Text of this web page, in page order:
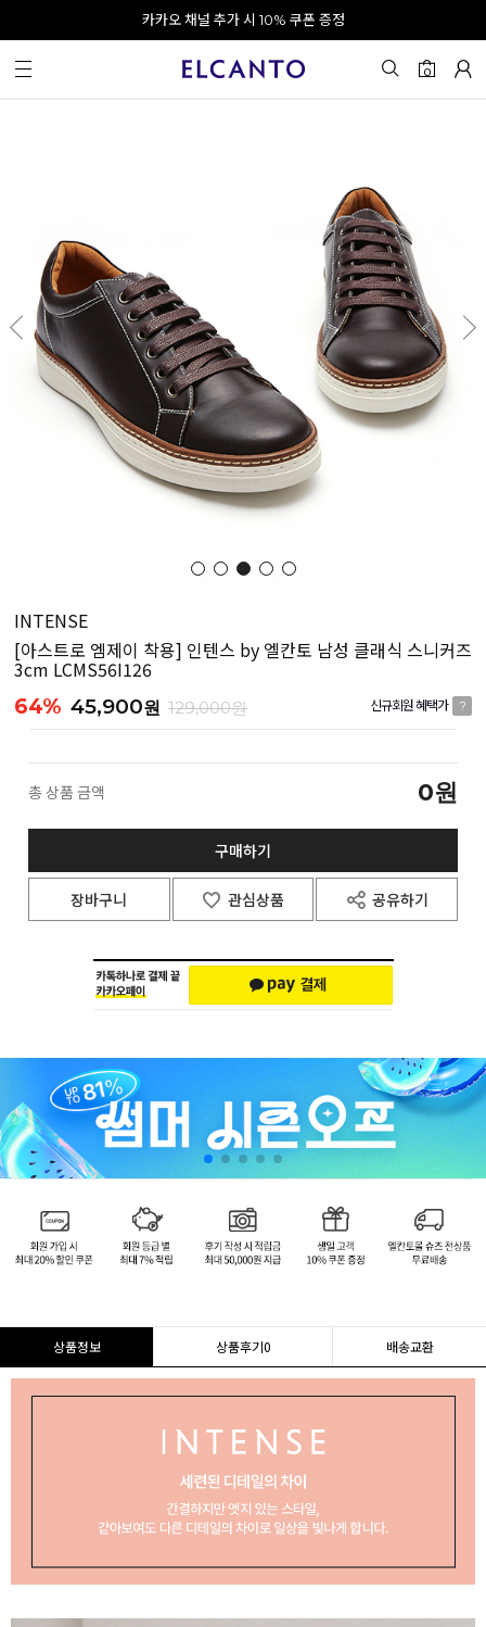
오전 10시 이전 결제 완료 시 오늘 출발!
회원가입 시 최대 20% 쿠폰 지급
카카오 채널 추가 시 10% 쿠폰 증정
0
INTENSE
[아스트로 엠제이 착용] 인텐스 by 엘칸토 남성 클래식 스니커즈
3cm LCMS56I126
64% 45,900원 129,000원 신규회원 혜택가 ?
총 상품 금액 0원
구매하기
장바구니 관심상품 공유하기
상품정보 상품후기0 배송교환